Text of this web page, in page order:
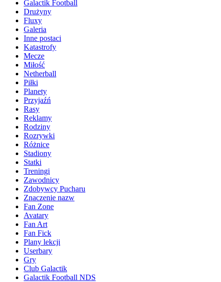
Galactik Football
Drużyny
Fluxy
Galeria
Inne postaci
Katastrofy
Mecze
Miłość
Netherball
Piłki
Planety
Przyjaźń
Rasy
Reklamy
Rodziny
Rozrywki
Różnice
Stadiony
Statki
Treningi
Zawodnicy
Zdobywcy Pucharu
Znaczenie nazw
Fan Zone
Avatary
Fan Art
Fan Fick
Plany lekcji
Userbary
Gry
Club Galactik
Galactik Football NDS